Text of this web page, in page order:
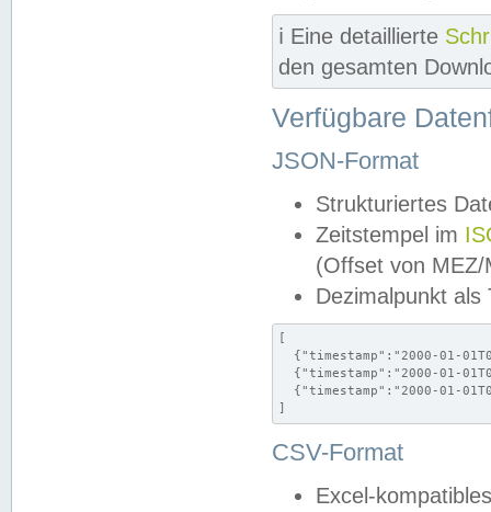
ℹ️ Eine detaillierte
den gesamten
Verfügbare
JSON-Format
Strukturiertes
Zeitstempel im
(Offset von MEZ/
Dezimalpunkt als
[
{"timestamp":"2000-01-
{"timestamp":"2000-01-
{"timestamp":"2000-01-
]
CSV-Format
Excel-